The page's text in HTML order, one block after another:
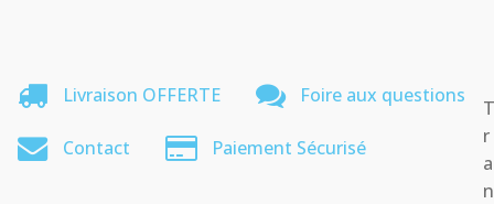
Livraison OFFERTE Foire aux questions
Contact Paiement Sécurisé
r
a
n